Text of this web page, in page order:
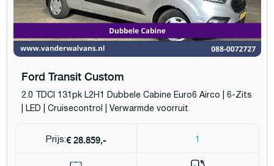
Ford Transit Custom
2.0 TDCI 131pk L2H1 Dubbele Cabine Euro6 Airco | 6-Zits
| LED | Cruisecontrol | Verwarmde voorruit
Prijs:€ 28.859,- 1